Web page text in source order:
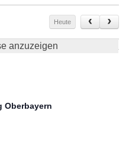
Heute
anzuzeigen
Oberbayern